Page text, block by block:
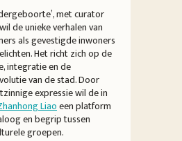
met curator
de unieke verhalen van
als gevestigde inwoners
Het richt zich op de
integratie en de
van de stad. Door
expressie wil de in
Liaoeen platform
en begrip tussen
groepen.